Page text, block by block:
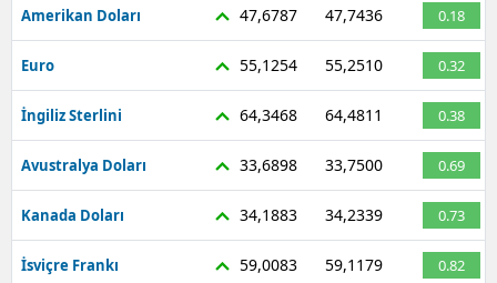
Amerikan Doları 47,6787 47,7436 0.18
Euro 55,1254 55,2510 0.32
İngiliz Sterlini 64,3468 64,4811 0.38
Avustralya Doları 33,6898 33,7500 0.69
Kanada Doları 34,1883 34,2339 0.73
İsviçre Frankı 59,0083 59,1179 0.82